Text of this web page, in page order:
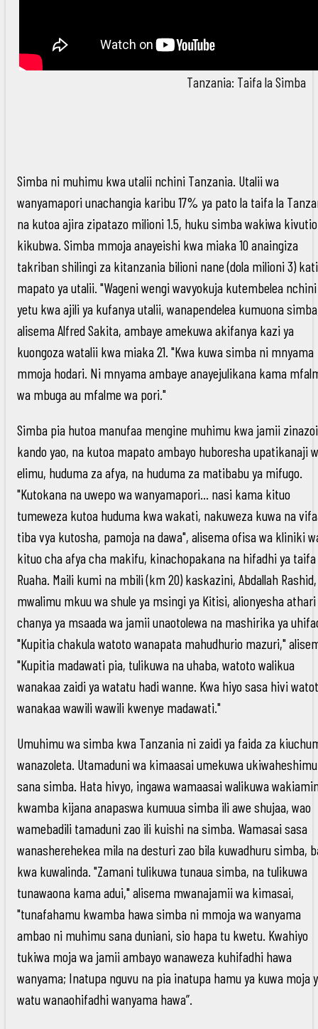
Tanzania: Taifa la Simba
Simba ni muhimu kwa utalii nchini Tanzania. Utalii wa
wanyamapori unachangia karibu 17% ya pato la taifa la
na kutoa ajira zipatazo milioni 1.5, huku simba wakiwa kivutio
kikubwa. Simba mmoja anayeishi kwa miaka 10 anaingiza
takriban shilingi za kitanzania bilioni nane (dola milioni 3)
mapato ya utalii. "Wageni wengi wavyokuja kutembelea nchini
yetu kwa ajili ya kufanya utalii, wanapendelea kumuona
alisema Alfred Sakita, ambaye amekuwa akifanya kazi ya
kuongoza watalii kwa miaka 21. "Kwa kuwa simba ni mnyama
mmoja hodari. Ni mnyama ambaye anayejulikana kama
wa mbuga au mfalme wa pori."
Simba pia hutoa manufaa mengine muhimu kwa jamii
kando yao, na kutoa mapato ambayo huboresha upatikanaji
elimu, huduma za afya, na huduma za matibabu ya mifugo.
"Kutokana na uwepo wa wanyamapori… nasi kama kituo
tumeweza kutoa huduma kwa wakati, nakuweza kuwa na
tiba vya kutosha, pamoja na dawa", alisema ofisa wa kliniki
kituo cha afya cha makifu, kinachopakana na hifadhi ya taifa
Ruaha. Maili kumi na mbili (km 20) kaskazini, Abdallah Rashid,
mwalimu mkuu wa shule ya msingi ya Kitisi, alionyesha athari
chanya ya msaada wa jamii unaotolewa na mashirika ya
"Kupitia chakula watoto wanapata mahudhurio mazuri,"
"Kupitia madawati pia, tulikuwa na uhaba, watoto walikua
wanakaa zaidi ya watatu hadi wanne. Kwa hiyo sasa hivi
wanakaa wawili wawili kwenye madawati."
Umuhimu wa simba kwa Tanzania ni zaidi ya faida za
wanazoleta. Utamaduni wa kimaasai umekuwa ukiwaheshimu
sana simba. Hata hivyo, ingawa wamaasai walikuwa
kwamba kijana anapaswa kumuua simba ili awe shujaa, wao
wamebadili tamaduni zao ili kuishi na simba. Wamasai sasa
wanasherehekea mila na desturi zao bila kuwadhuru simba,
kwa kuwalinda. "Zamani tulikuwa tunaua simba, na tulikuwa
tunawaona kama adui," alisema mwanajamii wa kimasai,
"tunafahamu kwamba hawa simba ni mmoja wa wanyama
ambao ni muhimu sana duniani, sio hapa tu kwetu. Kwahiyo
tukiwa moja wa jamii ambayo wanaweza kuhifadhi hawa
wanyama; Inatupa nguvu na pia inatupa hamu ya kuwa moja
watu wanaohifadhi wanyama hawa”.